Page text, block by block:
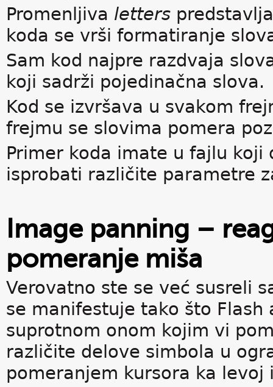
Promenljiva letters
koda se vrši formatiranje
Sam kod najpre razdvaja
koji sadrži pojedinačna slova.
Kod se izvršava u svakom
frejmu se slovima pomera
Primer koda imate u fajlu
isprobati različite parametre
Image panning –
pomeranje miša
Verovatno ste se već susreli
se manifestuje tako što
suprotnom onom kojim vi
različite delove simbola u
pomeranjem kursora ka levoj